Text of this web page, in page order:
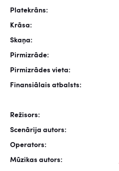
Platekrāns:
Krāsa:
Skaņa:
Pirmizrāde:
Pirmizrādes vieta:
Finansiālais atbalsts:
Režisors:
Scenārija autors:
Operators:
Mūzikas autors: